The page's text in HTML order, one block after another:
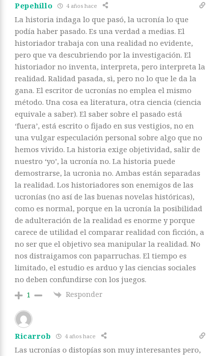
Pepehillo 4 años hace
La historia indaga lo que pasó, la ucronía lo que
podía haber pasado. Es una verdad a medias. El
historiador trabaja con una realidad no evidente,
pero que va descubriendo por la investigación. El
historiador no inventa, interpreta, pero interpreta la
realidad. Ralidad pasada, sì, pero no lo que le da la
gana. El escritor de ucronías no emplea el mismo
método. Una cosa ea literatura, otra ciencia (ciencia
equivale a saber). El saber sobre el pasado está
‘fuera’, está escrito o fijado en sus vestigios, no en
una vulgar especulación personal sobre algo que no
hemos vivido. La historia exige objetividad, salir de
nuestro ‘yo’, la ucronía no. La historia puede
demostrarse, la ucronìa no. Ambas están separadas
la realidad. Los historiadores son enemigos de las
ucronías (no así de las buenas novelas históricas),
como es normal, porque en la ucronía la posibilidad
de adulteración de la realidad es enorme y porque
carece de utilidad el comparar realidad con ficción, a
no ser que el objetivo sea manipular la realidad. No
nos distraigamos con paparruchas. El tiempo es
limitado, el estudio es arduo y las ciencias sociales
no deben confundirse con los juegos.
1 Responder
Ricarrob 4 años hace
Las ucronías o distopías son muy interesantes pero,